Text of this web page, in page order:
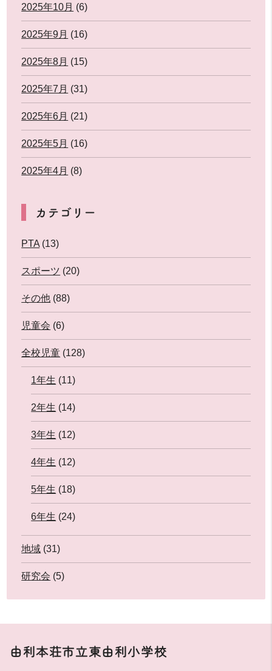
2025年10月 (6)
2025年9月 (16)
2025年8月 (15)
2025年7月 (31)
2025年6月 (21)
2025年5月 (16)
2025年4月 (8)
カテゴリー
PTA (13)
スポーツ (20)
その他 (88)
児童会 (6)
全校児童 (128)
1年生 (11)
2年生 (14)
3年生 (12)
4年生 (12)
5年生 (18)
6年生 (24)
地域 (31)
研究会 (5)
由利本荘市立東由利小学校